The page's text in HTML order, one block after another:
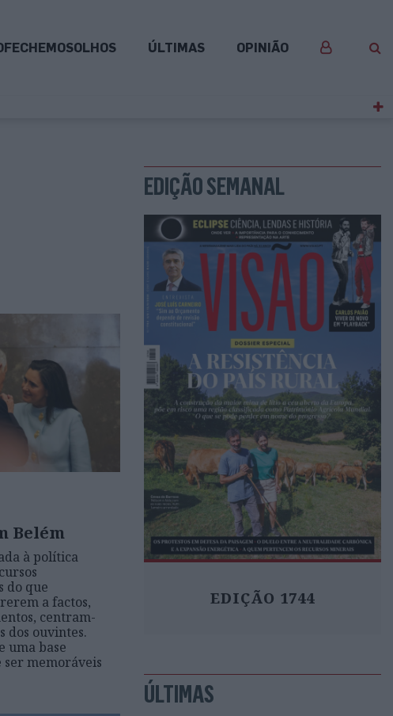
ÚLTIMAS OPINIÃO
Belém
à política
do que
a factos,
centram-
dos ouvintes.
uma base
ser memoráveis
EDIÇÃO SEMANAL
EDIÇÃO 1744
ÚLTIMAS